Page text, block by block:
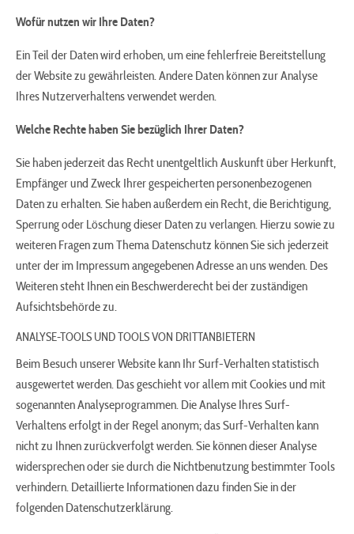
Wofür nutzen wir Ihre Daten?
Ein Teil der Daten wird erhoben, um eine fehlerfreie Bereitstellung
der Website zu gewährleisten. Andere Daten können zur Analyse
Ihres Nutzerverhaltens verwendet werden.
Welche Rechte haben Sie bezüglich Ihrer Daten?
Sie haben jederzeit das Recht unentgeltlich Auskunft über Herkunft,
Empfänger und Zweck Ihrer gespeicherten personenbezogenen
Daten zu erhalten. Sie haben außerdem ein Recht, die Berichtigung,
Sperrung oder Löschung dieser Daten zu verlangen. Hierzu sowie zu
weiteren Fragen zum Thema Datenschutz können Sie sich jederzeit
unter der im Impressum angegebenen Adresse an uns wenden. Des
Weiteren steht Ihnen ein Beschwerderecht bei der zuständigen
Aufsichtsbehörde zu.
ANALYSE-TOOLS UND TOOLS VON DRITTANBIETERN
Beim Besuch unserer Website kann Ihr Surf-Verhalten statistisch
ausgewertet werden. Das geschieht vor allem mit Cookies und mit
sogenannten Analyseprogrammen. Die Analyse Ihres Surf-
Verhaltens erfolgt in der Regel anonym; das Surf-Verhalten kann
nicht zu Ihnen zurückverfolgt werden. Sie können dieser Analyse
widersprechen oder sie durch die Nichtbenutzung bestimmter Tools
verhindern. Detaillierte Informationen dazu finden Sie in der
folgenden Datenschutzerklärung.